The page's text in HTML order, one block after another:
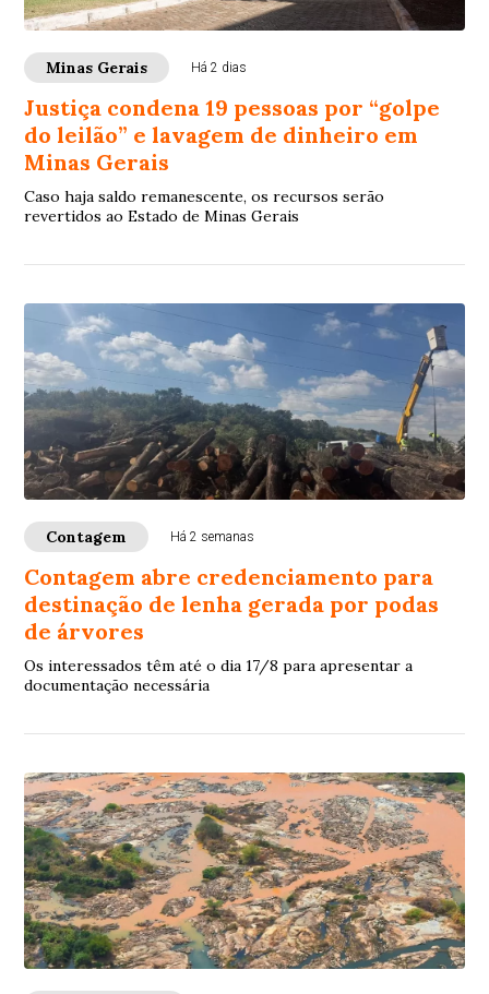
Minas Gerais Há 2 dias
Justiça condena 19 pessoas por “golpe
do leilão” e lavagem de dinheiro em
Minas Gerais
Caso haja saldo remanescente, os recursos serão
revertidos ao Estado de Minas Gerais
Contagem Há 2 semanas
Contagem abre credenciamento para
destinação de lenha gerada por podas
de árvores
Os interessados têm até o dia 17/8 para apresentar a
documentação necessária